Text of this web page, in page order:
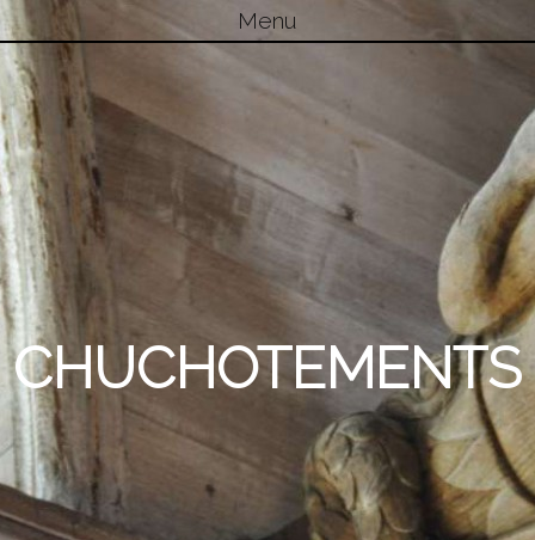
Menu
Skip to content
CHUCHOTEMENTS